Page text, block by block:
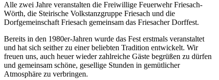
Alle zwei Jahre veranstalten die Freiwillige Feuerwehr Friesach-
Wörth, die Steirische Volkstanzgruppe Friesach und die
Dorfgemeinschaft Friesach gemeinsam das Friesacher Dorffest.
Bereits in den 1980er-Jahren wurde das Fest erstmals veranstaltet
und hat sich seither zu einer beliebten Tradition entwickelt. Wir
freuen uns, auch heuer wieder zahlreiche Gäste begrüßen zu dürfen
und gemeinsam schöne, gesellige Stunden in gemütlicher
Atmosphäre zu verbringen.